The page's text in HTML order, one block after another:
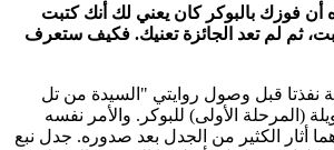
فوزك بالبوكر كان يعني لك أنك كتبت
ثم لم تعد الجائزة تعنيك. فكيف ستعرف
نفذتا قبل وصول روايتي "السيدة من تل
(المرحلة الأولى) للبوكر. والأمر نفسه
أثار الكثير من الجدل بعد صدوره. جدل نبع